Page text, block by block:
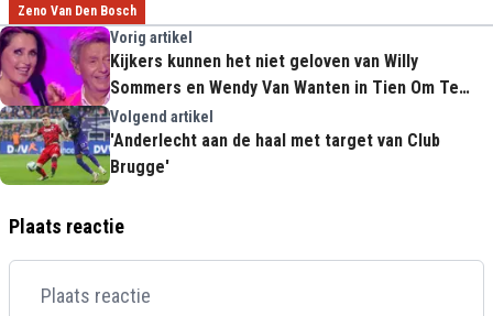
Zeno Van Den Bosch
Vorig artikel
Kijkers kunnen het niet geloven van Willy
Sommers en Wendy Van Wanten in Tien Om Te
Zien: "Zo vals!"
Volgend artikel
'Anderlecht aan de haal met target van Club
Brugge'
Plaats reactie